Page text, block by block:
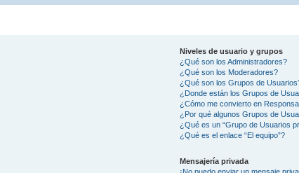
Niveles de usuario y grupos
¿Qué son los Administradores?
¿Qué son los Moderadores?
¿Qué son los Grupos de
¿Donde están los Grupos de
¿Cómo me convierto en
¿Por qué algunos Grupos de
¿Qué es un “Grupo de Usuarios
¿Qué es el enlace “El equipo”?
Mensajería privada
¡No puedo enviar un mensaje